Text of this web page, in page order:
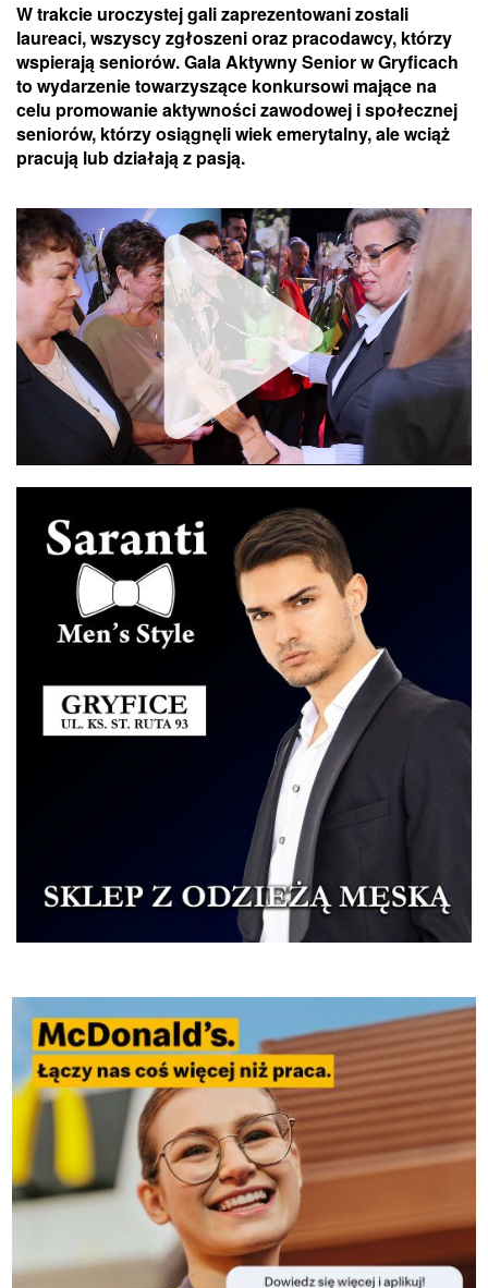
W trakcie uroczystej gali zaprezentowani zostali
laureaci, wszyscy zgłoszeni oraz pracodawcy, którzy
wspierają seniorów. Gala Aktywny Senior w Gryficach
to wydarzenie towarzyszące konkursowi mające na
celu promowanie aktywności zawodowej i społecznej
seniorów, którzy osiągnęli wiek emerytalny, ale wciąż
pracują lub działają z pasją.
Unmute